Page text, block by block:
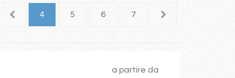
3 4 5 6 7 8
a partire da